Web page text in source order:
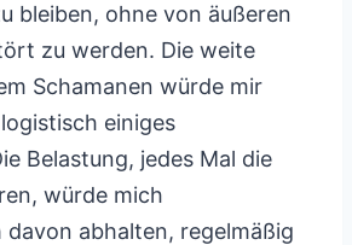
bleiben, ohne von äußeren
zu werden. Die weite
Schamanen würde mir
einiges
Belastung, jedes Mal die
würde mich
abhalten, regelmäßig